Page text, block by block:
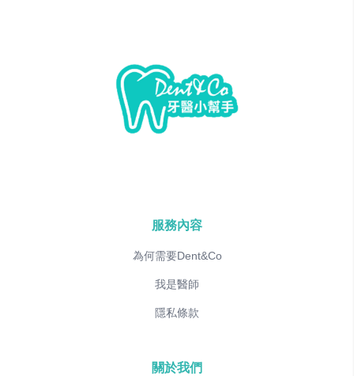
服務內容
為何需要Dent&Co
我是醫師
隱私條款
關於我們